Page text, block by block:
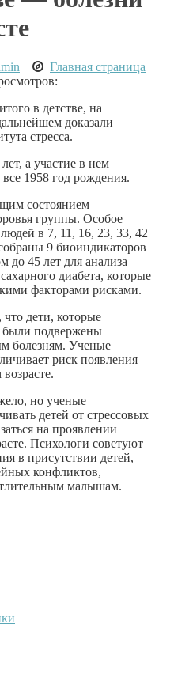
Главная страница
в детстве, на
доказали
стресса.
а участие в нем
1958 год рождения.
состоянием
группы. Особое
в 7, 11, 16, 23, 33, 42
9 биоиндикаторов
до 45 лет для анализа
диабета, которые
факторами рисками.
дети, которые
были подвержены
болезням. Ученые
риск появления
но ученые
детей от стрессовых
на проявлении
Психологи советуют
в присутствии детей,
конфликтов,
малышам.